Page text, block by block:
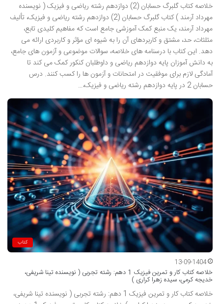
خلاصه کتاب گلبرگ حسابان (2) دوازدهم رشته ریاضی و فیزیک ( نویسنده
مهرداد آرمند ) کتاب گلبرگ حسابان (2) دوازدهم رشته ریاضی و فیزیک، تألیف
مهرداد آرمند، یک منبع کمک آموزشی جامع است که مفاهیم کلیدی تابع،
مثلثات، حد، مشتق و کاربردهای آن را به شیوه ای مؤثر و کاربردی ارائه می
دهد. این کتاب با درسنامه های خلاصه، سوالات موضوعی و آزمون های جامع،
به دانش آموزان پایه دوازدهم ریاضی و داوطلبان کنکور کمک می کند تا
آمادگی لازم برای موفقیت در امتحانات و آزمون ها را کسب کنند. درس
حسابان 2 در پایه دوازدهم رشته ریاضی و فیزیک،…
کتاب
13-09-1404
خلاصه کتاب کار و تمرین فیزیک 1 دهم: رشته تجربی ( نویسنده تینا شریفی،
خدیجه کرمی، سیده زهرا کراری )
خلاصه کتاب کار و تمرین فیزیک 1 دهم: رشته تجربی ( نویسنده تینا شریفی،